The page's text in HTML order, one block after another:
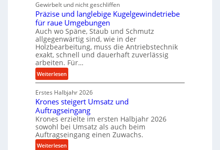
b
e
i
m
D
r
ü
c
k
p
r
o
z
e
s
u
g
e
l
g
e
w
i
n
e
t
r
i
e
b
Gewirbelt und nicht geschliffen
Präzise und langlebige Kugelgewindetriebe
für raue Umgebungen
Auch wo Späne, Staub und Schmutz
allgegenwärtig sind, wie in der
Holzbearbeitung, muss die Antriebstechnik
exakt, schnell und dauerhaft zuverlässig
arbeiten. Für…
Weiterlesen:
P
r
ä
z
i
s
e
u
Erstes Halbjahr 2026
Krones steigert Umsatz und
Auftragseingang
Krones erzielte im ersten Halbjahr 2026
sowohl bei Umsatz als auch beim
Auftragseingang einen Zuwachs.
Weiterlesen: